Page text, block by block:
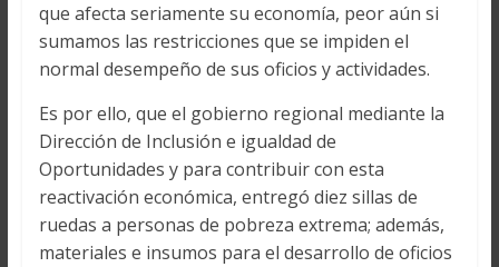
que afecta seriamente su economía, peor aún si
sumamos las restricciones que se impiden el
normal desempeño de sus oficios y actividades.
Es por ello, que el gobierno regional mediante la
Dirección de Inclusión e igualdad de
Oportunidades y para contribuir con esta
reactivación económica, entregó diez sillas de
ruedas a personas de pobreza extrema; además,
materiales e insumos para el desarrollo de oficios